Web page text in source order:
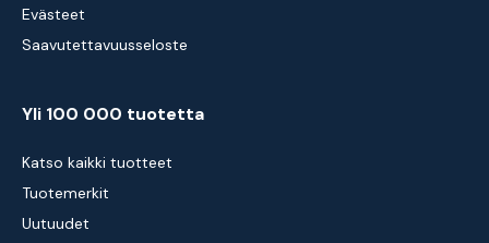
Evästeet
Saavutettavuusseloste
Yli 100 000 tuotetta
Katso kaikki tuotteet
Tuotemerkit
Uutuudet